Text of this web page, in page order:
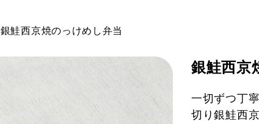
銀鮭西京焼のっけめし弁当
銀鮭西京
一切ずつ丁
切り銀鮭西